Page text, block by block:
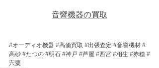
音響機器の買取
#オーディオ機器 #高価買取 #出張査定 #音響機材 #
高砂 #たつの #明石 #神戸 #芦屋 #西宮 #相生 #赤穂 #
宍粟